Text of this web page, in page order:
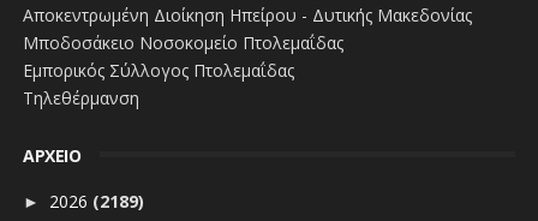
Αποκεντρωμένη Διοίκηση Ηπείρου - Δυτικής Μακεδονίας
Μποδοσάκειο Νοσοκομείο Πτολεμαΐδας
Εμπορικός Σύλλογος Πτολεμαΐδας
Τηλεθέρμανση
ΑΡΧΕΙΟ
► 2026 (2189)